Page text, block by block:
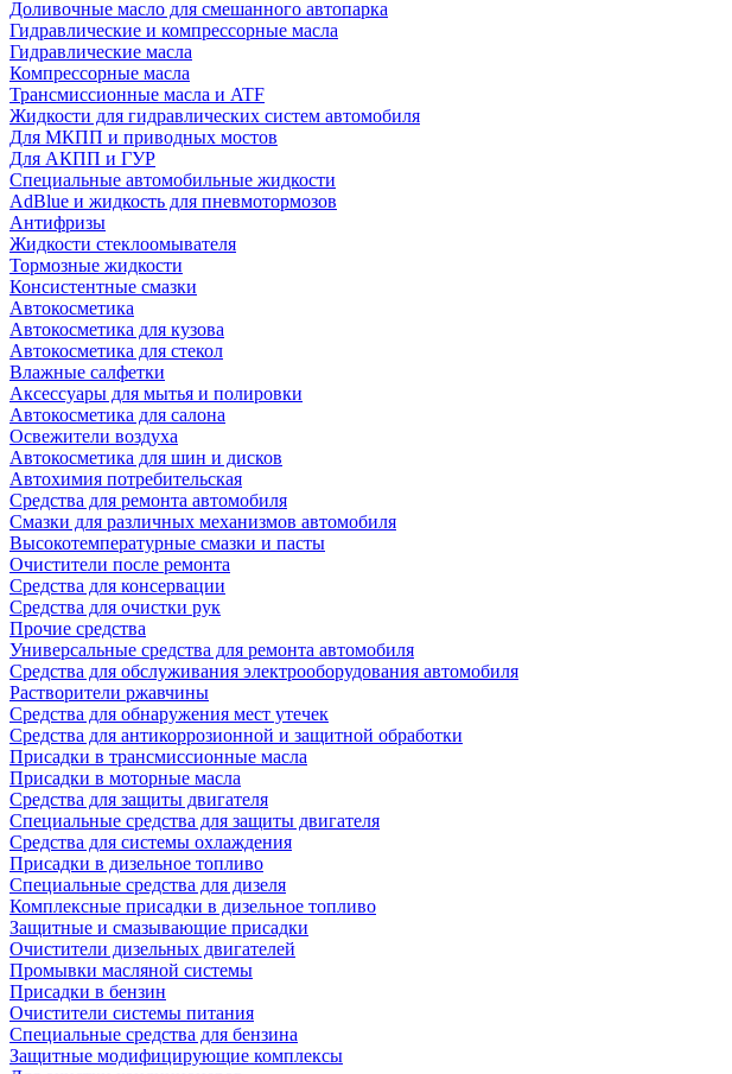
Доливочные масло для смешанного автопарка
Гидравлические и компрессорные масла
Гидравлические масла
Компрессорные масла
Трансмиссионные масла и ATF
Жидкости для гидравлических систем автомобиля
Для МКПП и приводных мостов
Для АКПП и ГУР
Специальные автомобильные жидкости
AdBlue и жидкость для пневмотормозов
Антифризы
Жидкости стеклоомывателя
Тормозные жидкости
Консистентные смазки
Автокосметика
Автокосметика для кузова
Автокосметика для стекол
Влажные салфетки
Аксессуары для мытья и полировки
Автокосметика для салона
Освежители воздуха
Автокосметика для шин и дисков
Автохимия потребительская
Средства для ремонта автомобиля
Смазки для различных механизмов автомобиля
Высокотемпературные смазки и пасты
Очистители после ремонта
Средства для консервации
Средства для очистки рук
Прочие средства
Универсальные средства для ремонта автомобиля
Средства для обслуживания электрооборудования автомобиля
Растворители ржавчины
Средства для обнаружения мест утечек
Средства для антикоррозионной и защитной обработки
Присадки в трансмиссионные масла
Присадки в моторные масла
Средства для защиты двигателя
Специальныe средства для защиты двигателя
Средства для системы охлаждения
Присадки в дизельное топливо
Спeциальные средства для дизеля
Комплексные присадки в дизельное топливо
Защитные и смазывающие присадки
Очистители дизельных двигателей
Промывки масляной системы
Присадки в бензин
Очистители системы питания
Специальные срeдства для бензина
Защитные модифицирующие комплексы